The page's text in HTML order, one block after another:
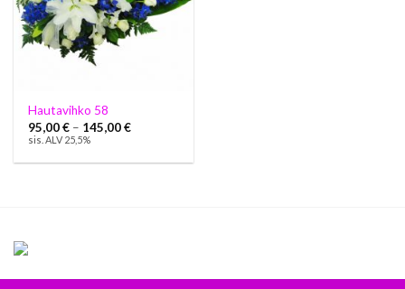
Hautavihko 58
95,00€ – 145,00€
sis. ALV 25,5%